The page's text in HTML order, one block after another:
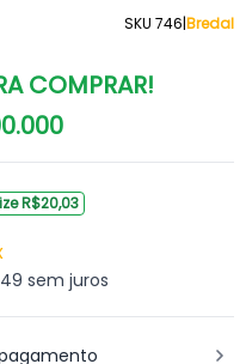
SKU 746|Bredal
COMPRAR!
.000
R$20,03
sem juros